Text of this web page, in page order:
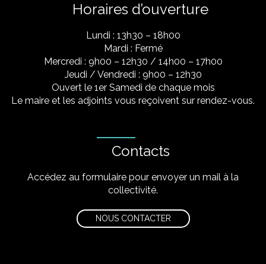
Horaires d’ouverture
Lundi : 13h30 – 18h00
Mardi : Fermé
Mercredi : 9h00 – 12h30 / 14h00 – 17h00
Jeudi / Vendredi : 9h00 – 12h30
Ouvert le 1er Samedi de chaque mois
Le maire et les adjoints vous reçoivent sur rendez-vous.
Contacts
Accédez au formulaire pour envoyer un mail à la
collectivité.
NOUS CONTACTER